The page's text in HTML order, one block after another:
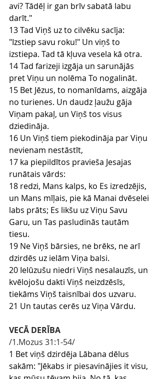
avi? Tādēļ ir gan brīv sabatā labu
darīt."
13 Tad Viņš uz to cilvēku sacīja:
"Izstiep savu roku!" Un viņš to
izstiepa. Tad tā kļuva vesela kā otra.
14 Tad farizeji izgāja un sarunājās
pret Viņu un nolēma To nogalināt.
15 Bet Jēzus, to nomanīdams, aizgāja
no turienes. Un daudz ļaužu gāja
Viņam pakaļ, un Viņš tos visus
dziedināja.
16 Un Viņš tiem piekodināja par Viņu
nevienam nestāstīt,
17 ka piepildītos pravieša Jesajas
runātais vārds:
18 redzi, Mans kalps, ko Es izredzējis,
un Mans mīļais, pie kā Manai dvēselei
labs prāts; Es likšu uz Viņu Savu
Garu, un Tas pasludinās tautām
tiesu.
19 Ne Viņš bārsies, ne brēks, ne arī
dzirdēs uz ielām Viņa balsi.
20 Ielūzušu niedri Viņš nesalauzīs, un
kvēlojošu dakti Viņš neizdzēsīs,
tiekāms Viņš taisnībai dos uzvaru.
21 Un tautas cerēs uz Viņa Vārdu.
VECĀ DERĪBA
/1.Mozus 31:1-54/
1 Bet viņš dzirdēja Lābana dēlus
sakām: "Jēkabs ir piesavinājies it visu,